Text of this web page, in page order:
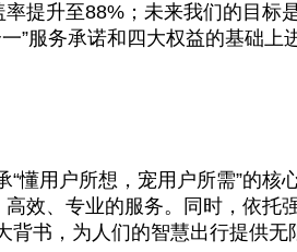
提升至88%；未来我们的目标
”服务承诺和四大权益的基础上
懂用户所想，宠用户所需”的核
效、专业的服务。同时，依托
书，为人们的智慧出行提供无